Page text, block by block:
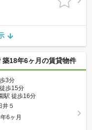
18年6ヶ月の賃貸物件
3分
歩15分
駅 徒歩16分
井５
6ヶ月